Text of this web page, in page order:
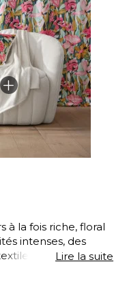
à la fois riche, floral
intenses, des
doux qui
Lire la suite